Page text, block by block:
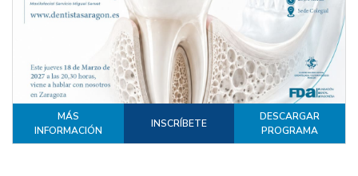
MÁS
INFORMACIÓN
INSCRÍBETE
DESCARGAR
PROGRAMA